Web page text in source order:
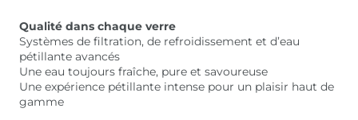
Qualité dans chaque verre
Systèmes de filtration, de refroidissement et d’eau
pétillante avancés
Une eau toujours fraîche, pure et savoureuse
Une expérience pétillante intense pour un plaisir haut de
gamme